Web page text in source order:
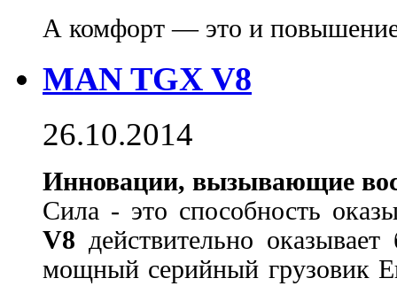
А комфорт — это и повышение
MAN TGX V8
26.10.2014
Инновации, вызывающие
Сила - это способность
V8 действительно
мощный серийный грузовик